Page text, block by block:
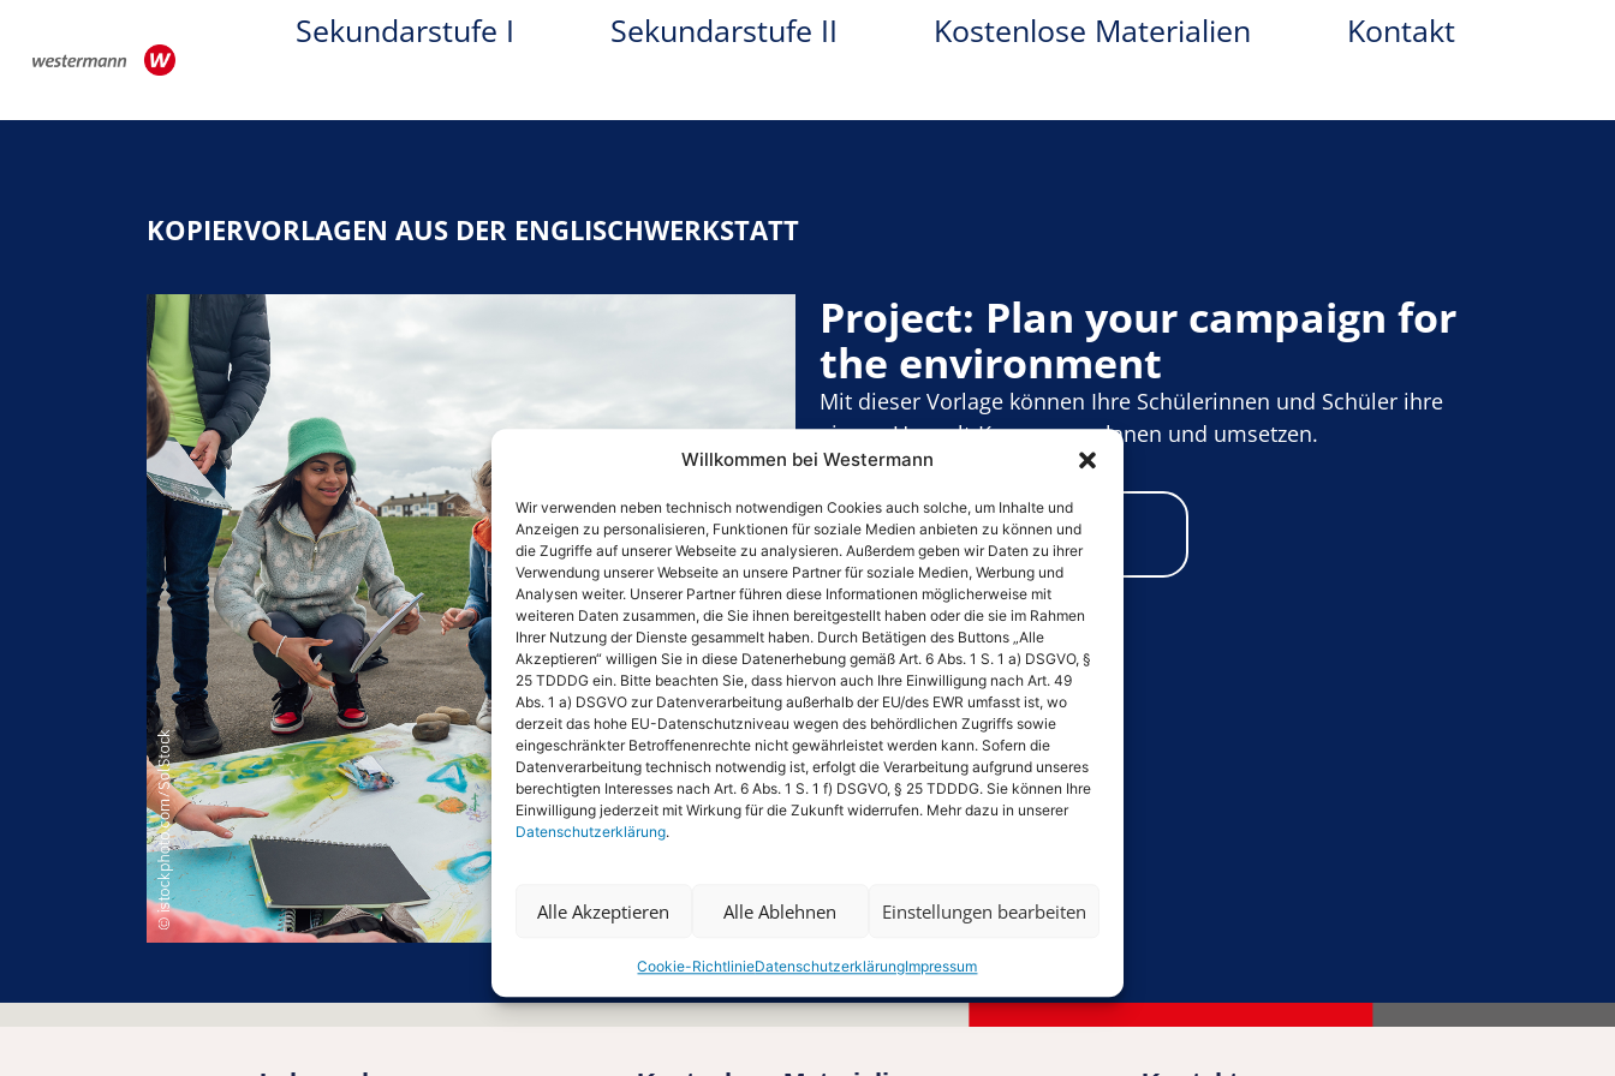
Willkommen bei Westermann
Wir verwenden neben technisch notwendigen Cookies auch solche, um Inhalte und
Anzeigen zu personalisieren, Funktionen für soziale Medien anbieten zu können und
die Zugriffe auf unserer Webseite zu analysieren. Außerdem geben wir Daten zu ihrer
Verwendung unserer Webseite an unsere Partner für soziale Medien, Werbung und
Analysen weiter. Unserer Partner führen diese Informationen möglicherweise mit
weiteren Daten zusammen, die Sie ihnen bereitgestellt haben oder die sie im Rahmen
Ihrer Nutzung der Dienste gesammelt haben. Durch Betätigen des Buttons „Alle
Akzeptieren“ willigen Sie in diese Datenerhebung gemäß Art. 6 Abs. 1 S. 1 a) DSGVO, §
25 TDDDG ein. Bitte beachten Sie, dass hiervon auch Ihre Einwilligung nach Art. 49
Abs. 1 a) DSGVO zur Datenverarbeitung außerhalb der EU/des EWR umfasst ist, wo
derzeit das hohe EU-Datenschutzniveau wegen des behördlichen Zugriffs sowie
eingeschränkter Betroffenenrechte nicht gewährleistet werden kann. Sofern die
Datenverarbeitung technisch notwendig ist, erfolgt die Verarbeitung aufgrund unseres
berechtigten Interesses nach Art. 6 Abs. 1 S. 1 f) DSGVO, § 25 TDDDG. Sie können Ihre
Einwilligung jederzeit mit Wirkung für die Zukunft widerrufen. Mehr dazu in unserer
Datenschutzerklärung.
Alle Akzeptieren Alle Ablehnen Einstellungen bearbeiten
Cookie-RichtlinieDatenschutzerklärungImpressum
Sekundarstufe I Sekundarstufe II Kostenlose Materialien Kontakt
KOPIERVORLAGEN AUS DER ENGLISCHWERKSTATT
Project: Plan your campaign for
the environment
Mit dieser Vorlage können Ihre Schülerinnen und Schüler ihre
eigene Umwelt-Kampagne planen und umsetzen.
Zur Kopiervorlage